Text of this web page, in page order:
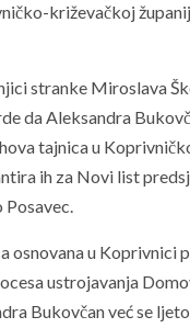
križevačkoj
stranke Miroslava
da Aleksandra
tajnica u
ih za Novi list
Posavec.
osnovana u Koprivnici
ustrojavanja
Bukovčan već se